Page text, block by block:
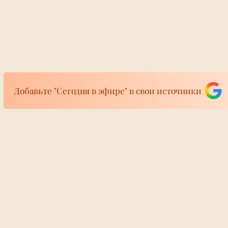
Добавьте "Сегодня в эфире" в свои источники